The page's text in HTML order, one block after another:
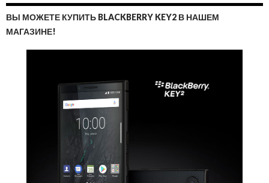
ВЫ МОЖЕТЕ КУПИТЬ BLACKBERRY KEY2 В НАШЕМ
МАГАЗИНЕ!